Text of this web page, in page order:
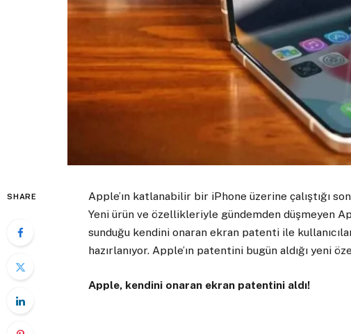
SHARE
Apple’ın katlanabilir bir iPhone üzerine çalıştığı
Yeni ürün ve özellikleriyle gündemden düşmeyen
sunduğu kendini onaran ekran patenti ile
hazırlanıyor. Apple’ın patentini bugün aldığı yeni
Apple, kendini onaran ekran patentini aldı!